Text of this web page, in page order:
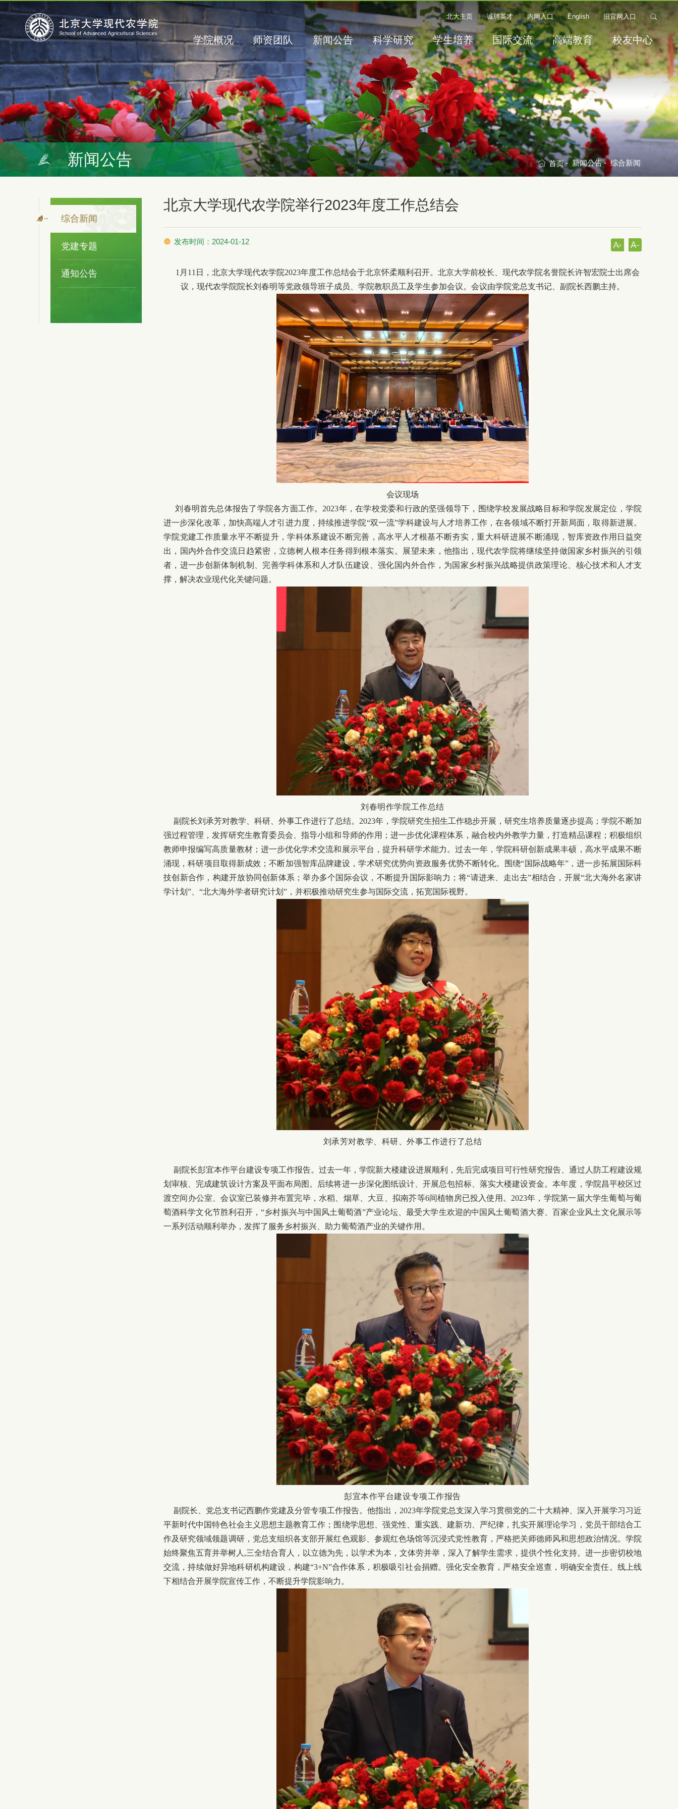
北大主页 内网入口 English 旧官网入口
学院概况 师资团队 新闻公告 科学研究 学生培养 国际交流 高端教育 校友中心
北大主页 诚聘英才 内网入口 English 旧官网入口
首页 - 新闻公告 - 综合新闻
新闻公告
综合新闻
党建专题
通知公告
北京大学现代农学院举行2023年度工作总结会
发布时间：2024-01-12
1月11日，北京大学现代农学院2023年度工作总结会于北京怀柔顺利召开。北京大学前校长、现代农学院名誉院长许智宏院士出席会
议，现代农学院院长刘春明等党政领导班子成员、学院教职员工及学生参加会议。会议由学院党总支书记、副院长西鹏主持。
会议现场
刘春明首先总体报告了学院各方面工作。2023年，在学校党委和行政的坚强领导下，围绕学校发展战略目标和学院发展定位，学院
进一步深化改革，加快高端人才引进力度，持续推进学院“双一流”学科建设与人才培养工作，在各领域不断打开新局面，取得新进展。
学院党建工作质量水平不断提升，学科体系建设不断完善，高水平人才根基不断夯实，重大科研进展不断涌现，智库资政作用日益突
出，国内外合作交流日趋紧密，立德树人根本任务得到根本落实。展望未来，他指出，现代农学院将继续坚持做国家乡村振兴的引领
者，进一步创新体制机制、完善学科体系和人才队伍建设、强化国内外合作，为国家乡村振兴战略提供政策理论、核心技术和人才支
撑，解决农业现代化关键问题。
刘春明作学院工作总结
副院长刘承芳对教学、科研、外事工作进行了总结。2023年，学院研究生招生工作稳步开展，研究生培养质量逐步提高；学院不断加
强过程管理，发挥研究生教育委员会、指导小组和导师的作用；进一步优化课程体系，融合校内外教学力量，打造精品课程；积极组织
教师申报编写高质量教材；进一步优化学术交流和展示平台，提升科研学术能力。过去一年，学院科研创新成果丰硕，高水平成果不断
涌现，科研项目取得新成效；不断加强智库品牌建设，学术研究优势向资政服务优势不断转化。围绕“国际战略年”，进一步拓展国际科
技创新合作，构建开放协同创新体系；举办多个国际会议，不断提升国际影响力；将“请进来、走出去”相结合，开展“北大海外名家讲
学计划”、“北大海外学者研究计划”，并积极推动研究生参与国际交流，拓宽国际视野。
刘承芳对教学、科研、外事工作进行了总结
副院长彭宜本作平台建设专项工作报告。过去一年，学院新大楼建设进展顺利，先后完成项目可行性研究报告、通过人防工程建设规
划审核、完成建筑设计方案及平面布局图。后续将进一步深化图纸设计、开展总包招标、落实大楼建设资金。本年度，学院昌平校区过
渡空间办公室、会议室已装修并布置完毕，水稻、烟草、大豆、拟南芥等6间植物房已投入使用。2023年，学院第一届大学生葡萄与葡
萄酒科学文化节胜利召开，“乡村振兴与中国风土葡萄酒”产业论坛、最受大学生欢迎的中国风土葡萄酒大赛、百家企业风土文化展示等
一系列活动顺利举办，发挥了服务乡村振兴、助力葡萄酒产业的关键作用。
彭宜本作平台建设专项工作报告
副院长、党总支书记西鹏作党建及分管专项工作报告。他指出，2023年学院党总支深入学习贯彻党的二十大精神、深入开展学习习近
平新时代中国特色社会主义思想主题教育工作；围绕学思想、强党性、重实践、建新功、严纪律，扎实开展理论学习，党员干部结合工
作及研究领域领题调研，党总支组织各支部开展红色观影、参观红色场馆等沉浸式党性教育，严格把关师德师风和思想政治情况。学院
始终聚焦五育并举树人,三全结合育人，以立德为先，以学术为本，文体劳并举，深入了解学生需求，提供个性化支持。进一步密切校地
交流，持续做好异地科研机构建设，构建“3+N”合作体系，积极吸引社会捐赠。强化安全教育，严格安全巡查，明确安全责任。线上线
下相结合开展学院宣传工作，不断提升学院影响力。